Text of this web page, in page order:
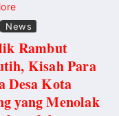
News
Rambut
Kisah Para
Desa Kota
yang Menolak